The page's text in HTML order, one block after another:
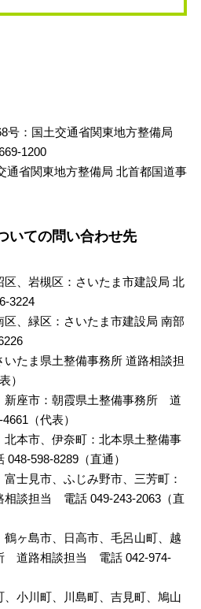
号：国土交通省関東地方整備局
1200
通省関東地方整備局 北首都国道事
いての問い合わせ先
、岩槻区：さいたま市建設局 北
3224
、緑区：さいたま市建設局 南部
たま県土整備事務所 道路相談担
）
新座市：朝霞県土整備事務所 道
（代表）
本市、伊奈町：北本県土整備事
598-8289（直通）
士見市、ふじみ野市、三芳町：
談担当 電話 049-243-2063（直
ヶ島市、日高市、毛呂山町、越
道路相談担当 電話 042-974-
小川町、川島町、吉見町、鳩山